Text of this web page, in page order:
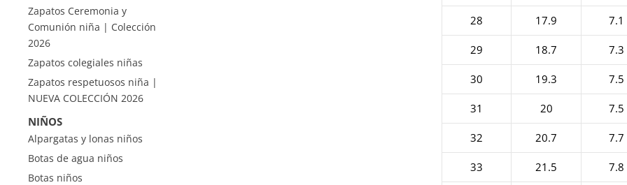
28 17.9 7.1
29 18.7 7.3
30 19.3 7.5
31 20 7.5
32 20.7 7.7
33 21.5 7.8
Zapatos Ceremonia y
Comunión niña | Colección
2026
Zapatos colegiales niñas
Zapatos respetuosos niña |
NUEVA COLECCIÓN 2026
NIÑOS
Alpargatas y lonas niños
Botas de agua niños
Botas niños